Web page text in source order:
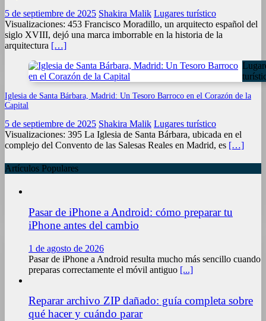
5 de septiembre de 2025 Shakira Malik Lugares turístico
Visualizaciones: 453 Francisco Moradillo, un arquitecto español del
siglo XVIII, dejó una marca imborrable en la historia de la
arquitectura […]
Iglesia de Santa Bárbara, Madrid: Un Tesoro Barroco en el Corazón de la
Capital
5 de septiembre de 2025 Shakira Malik Lugares turístico
Visualizaciones: 395 La Iglesia de Santa Bárbara, ubicada en el
complejo del Convento de las Salesas Reales en Madrid, es […]
Artículos Populares
Pasar de iPhone a Android: cómo preparar tu
iPhone antes del cambio
1 de agosto de 2026
Pasar de iPhone a Android resulta mucho más sencillo cuando
preparas correctamente el móvil antiguo [...]
Reparar archivo ZIP dañado: guía completa sobre
qué hacer y cuándo parar